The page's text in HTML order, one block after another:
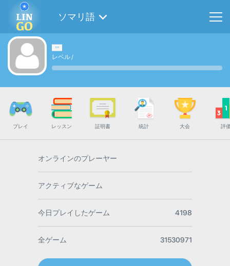
ソマリ語
レベル/
プレイ レッスン 証明書 統計 大会 評
オンラインのプレーヤー
アクティブなゲーム
今日プレイしたゲーム 4198
全ゲーム 31530971